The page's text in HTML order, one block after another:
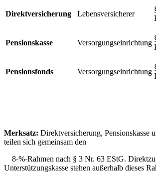
Direktversicherung Lebensversicherer
Pensionskasse Versorgungseinrichtung
Pensionsfonds Versorgungseinrichtung
Merksatz: Direktversicherung, Pensionskasse
teilen sich gemeinsam den
8-%-Rahmen nach § 3 Nr. 63 EStG.
Unterstützungskasse stehen außerhalb dieses